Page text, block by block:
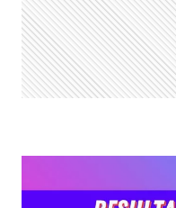
PARTICIPE
DA
VOTAÇÃO
E
VEJA